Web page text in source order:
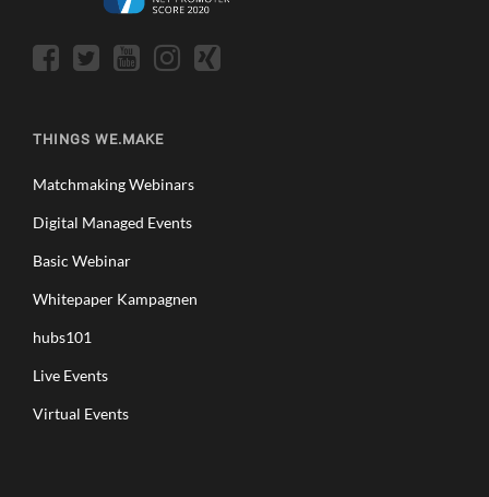
THINGS WE.MAKE
Matchmaking Webinars
Digital Managed Events
Basic Webinar
Whitepaper Kampagnen
hubs101
Live Events
Virtual Events